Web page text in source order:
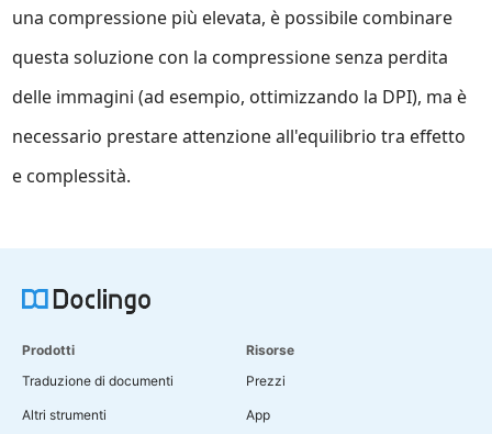
una compressione più elevata, è possibile combinare
questa soluzione con la compressione senza perdita
delle immagini (ad esempio, ottimizzando la DPI), ma è
necessario prestare attenzione all'equilibrio tra effetto
e complessità.
Prodotti
Traduzione di documenti
Altri strumenti
Risorse
Prezzi
App